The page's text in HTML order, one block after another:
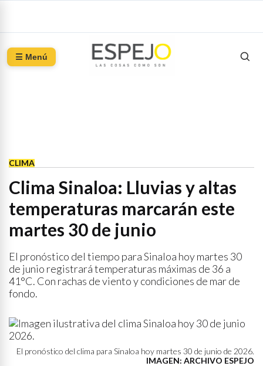
☰ Menú
CLIMA
Clima Sinaloa: Lluvias y altas
temperaturas marcarán este
martes 30 de junio
El pronóstico del tiempo para Sinaloa hoy martes 30
de junio registrará temperaturas máximas de 36 a
41°C. Con rachas de viento y condiciones de mar de
fondo.
El pronóstico del clima para Sinaloa hoy martes 30 de junio de 2026.
IMAGEN: ARCHIVO ESPEJO